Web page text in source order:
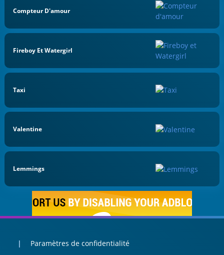
Compteur D'amour
Fireboy Et Watergirl
Taxi
Valentine
Lemmings
Paramètres de confidentialité